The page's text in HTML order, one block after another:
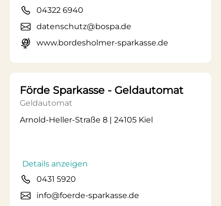
04322 6940
datenschutz@bospa.de
www.bordesholmer-sparkasse.de
Förde Sparkasse - Geldautomat
Geldautomat
Arnold-Heller-Straße 8 | 24105 Kiel
Details anzeigen
0431 5920
info@foerde-sparkasse.de